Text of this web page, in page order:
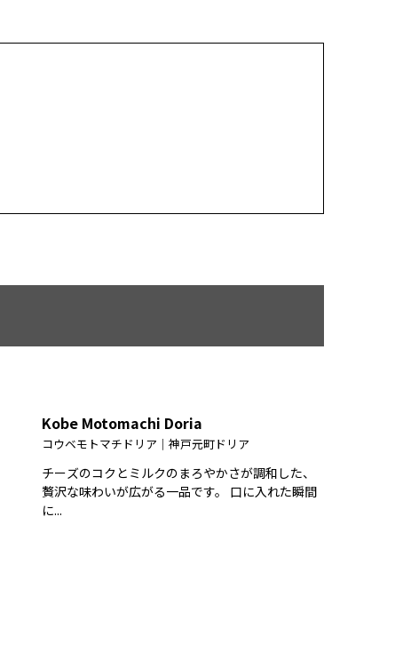
Kobe Motomachi Doria
コウベモトマチドリア｜神戸元町ドリア
チーズのコクとミルクのまろやかさが調和した、
贅沢な味わいが広がる一品です。 口に入れた瞬間
に...